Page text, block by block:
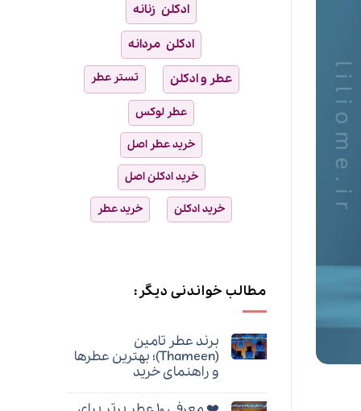
ادکلن زنانه
ادکلن مردانه
عطر و ادکلن تستر عطر
عطر لوکس
خرید عطر اصل
خرید ادکلن اصل
خرید ادکلن خرید عطر
مطالب خواندنی دیگر:
برند عطر تامین
(Thameen)؛ بهترین عطرها
و راهنمای خرید
برای